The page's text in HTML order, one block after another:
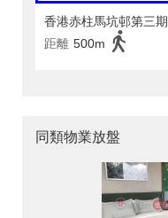
香港赤柱馬坑邨第三期
距離 500m
同類物業放盤